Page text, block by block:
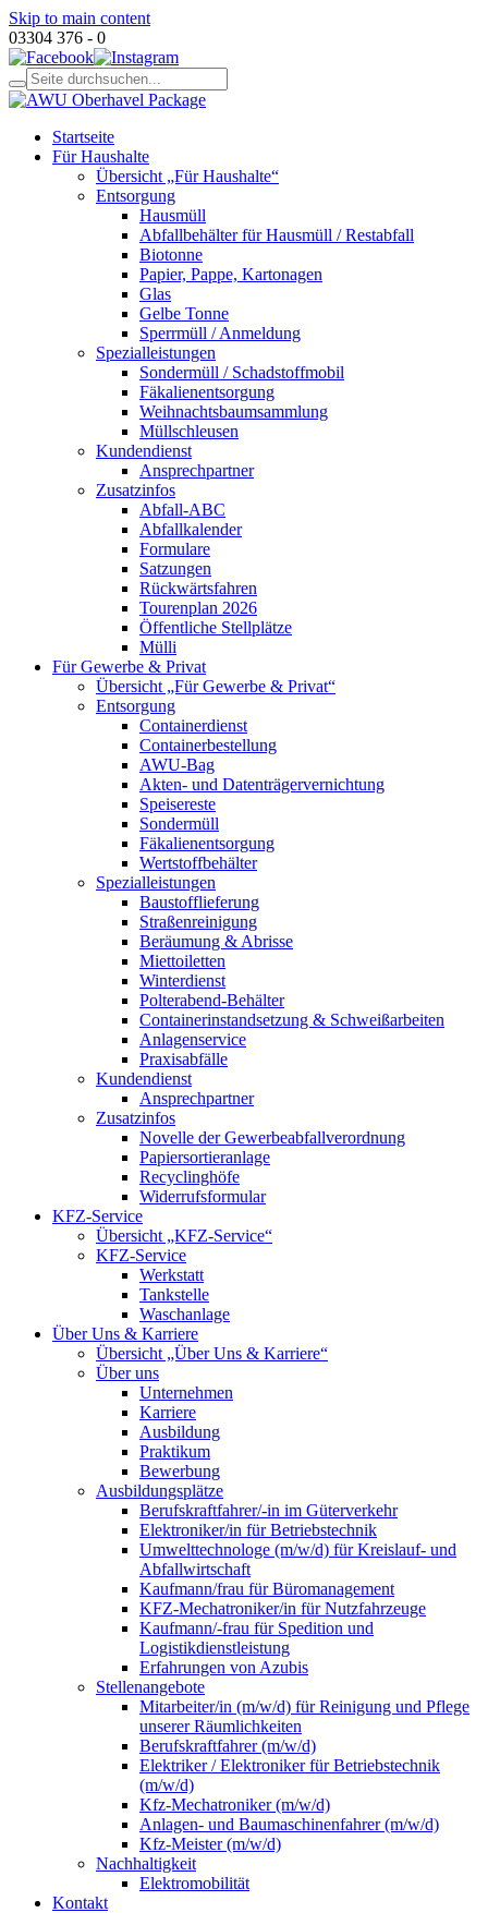
Skip to main content
03304 376 - 0
Startseite
Für Haushalte
Übersicht „Für Haushalte“
Entsorgung
Hausmüll
Abfallbehälter für Hausmüll / Restabfall
Biotonne
Papier, Pappe, Kartonagen
Glas
Gelbe Tonne
Sperrmüll / Anmeldung
Spezialleistungen
Sondermüll / Schadstoffmobil
Fäkalienentsorgung
Weihnachtsbaumsammlung
Müllschleusen
Kundendienst
Ansprechpartner
Zusatzinfos
Abfall-ABC
Abfallkalender
Formulare
Satzungen
Rückwärtsfahren
Tourenplan 2026
Öffentliche Stellplätze
Mülli
Für Gewerbe & Privat
Übersicht „Für Gewerbe & Privat“
Entsorgung
Containerdienst
Containerbestellung
AWU-Bag
Akten- und Datenträgervernichtung
Speisereste
Sondermüll
Fäkalienentsorgung
Wertstoffbehälter
Spezialleistungen
Baustofflieferung
Straßenreinigung
Beräumung & Abrisse
Miettoiletten
Winterdienst
Polterabend-Behälter
Containerinstandsetzung & Schweißarbeiten
Anlagenservice
Praxisabfälle
Kundendienst
Ansprechpartner
Zusatzinfos
Novelle der Gewerbeabfallverordnung
Papiersortieranlage
Recyclinghöfe
Widerrufsformular
KFZ-Service
Übersicht „KFZ-Service“
KFZ-Service
Werkstatt
Tankstelle
Waschanlage
Über Uns & Karriere
Übersicht „Über Uns & Karriere“
Über uns
Unternehmen
Karriere
Ausbildung
Praktikum
Bewerbung
Ausbildungsplätze
Berufskraftfahrer/-in im Güterverkehr
Elektroniker/in für Betriebstechnik
Umwelttechnologe (m/w/d) für Kreislauf- und
Abfallwirtschaft
Kaufmann/frau für Büromanagement
KFZ-Mechatroniker/in für Nutzfahrzeuge
Kaufmann/-frau für Spedition und
Logistikdienstleistung
Erfahrungen von Azubis
Stellenangebote
Mitarbeiter/in (m/w/d) für Reinigung und Pflege
unserer Räumlichkeiten
Berufskraftfahrer (m/w/d)
Elektriker / Elektroniker für Betriebstechnik
(m/w/d)
Kfz-Mechatroniker (m/w/d)
Anlagen- und Baumaschinenfahrer (m/w/d)
Kfz-Meister (m/w/d)
Nachhaltigkeit
Elektromobilität
Kontakt